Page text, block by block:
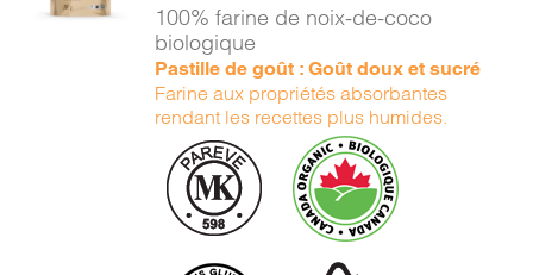
100% farine de noix-de-coco
biologique
Pastille de goût : Goût doux et sucré
Farine aux propriétés absorbantes
rendant les recettes plus humides.